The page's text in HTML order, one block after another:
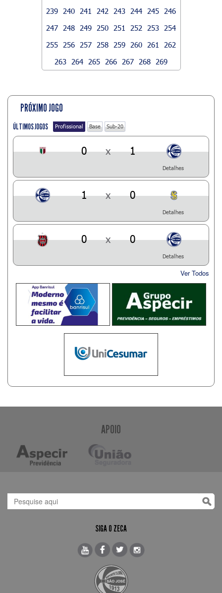
239
240 241 242 243 244 245
246
247
248 249 250 251 252 253
254
255
256 257 258 259 260 261
262
263
264 265 266 267 268 269
PRÓXIMO JOGO
ÚLTIMOS JOGOS Profissional Base Sub-20
0 x 1
Detalhes
1 x 0
Detalhes
0 x 0
Detalhes
Ver Todos
APOIO
SIGA O ZECA